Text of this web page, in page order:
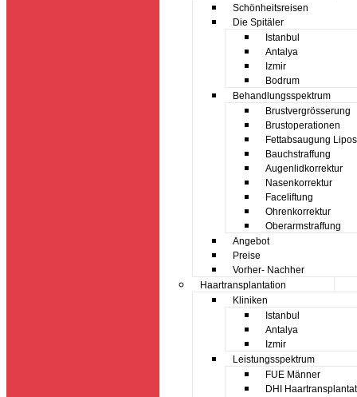
Schönheitsreisen
Die Spitäler
Istanbul
Antalya
Izmir
Bodrum
Behandlungsspektrum
Brustvergrösserung
Brustoperationen
Fettabsaugung
Bauchstraffung
Augenlidkorrektur
Nasenkorrektur
Faceliftung
Ohrenkorrektur
Oberarmstraffung
Angebot
Preise
Vorher- Nachher
Haartransplantation
Kliniken
Istanbul
Antalya
Izmir
Leistungsspektrum
FUE Männer
DHI